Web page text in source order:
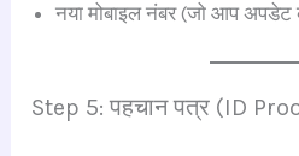
नया मोबाइल नंबर (जो आप अपडेट
Step 5: पहचान पत्र (ID